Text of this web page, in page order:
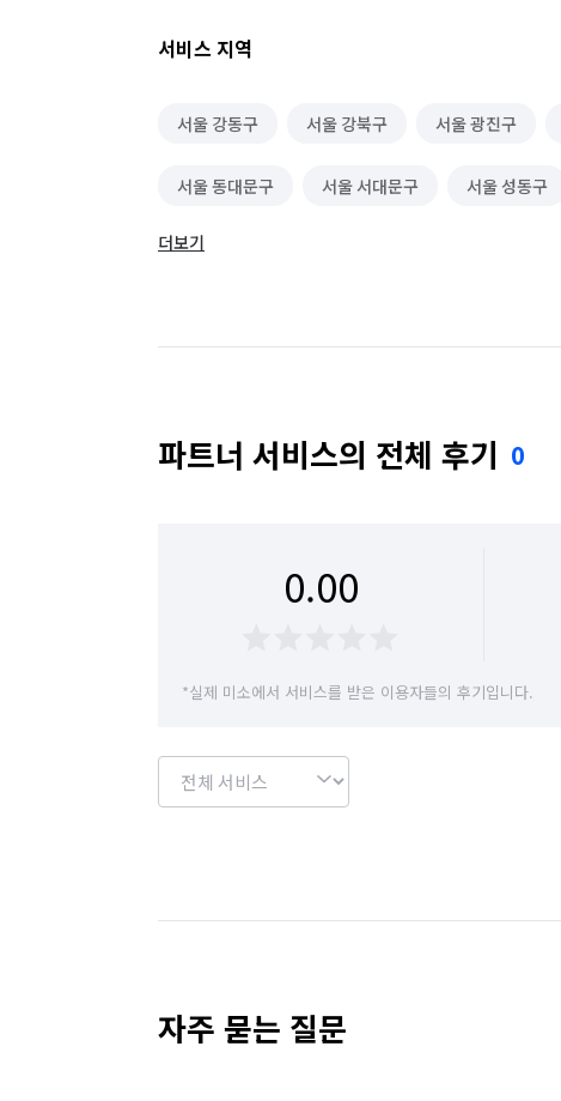
심리 상담
폭행/상해 교통사고/음주운전 사기
명예훼손/모욕 자동차 구매동행 중고차 구매
실내 소독
서비스 지역
서울 강동구 서울 강북구 서울 광진구
서울 동대문구 서울 서대문구 서울 성동구
서울 중랑구
더보기
파트너 서비스의 전체 후기 0
0.00
*실제 미소에서 서비스를 받은 이용자들의 후기입니다.
자주 묻는 질문